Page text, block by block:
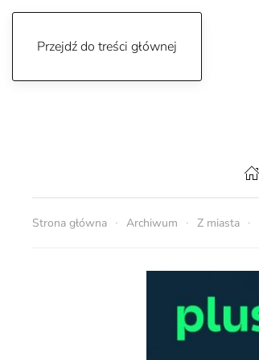
Przejdź do treści głównej
Strona główna Archiwum Z miasta